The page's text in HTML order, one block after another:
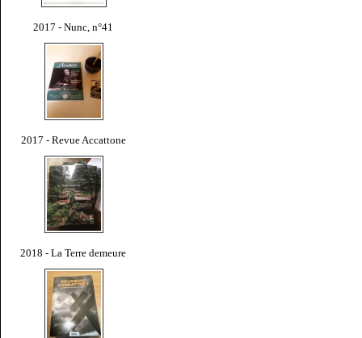
2017 - Nunc, n°41
2017 - Revue Accattone
2018 - La Terre demeure